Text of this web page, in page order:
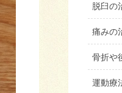
脱臼の
痛みの
骨折や
運動療